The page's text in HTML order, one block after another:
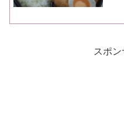
魚
疲
スポ